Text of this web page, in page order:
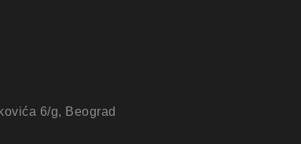
6/g, Beograd